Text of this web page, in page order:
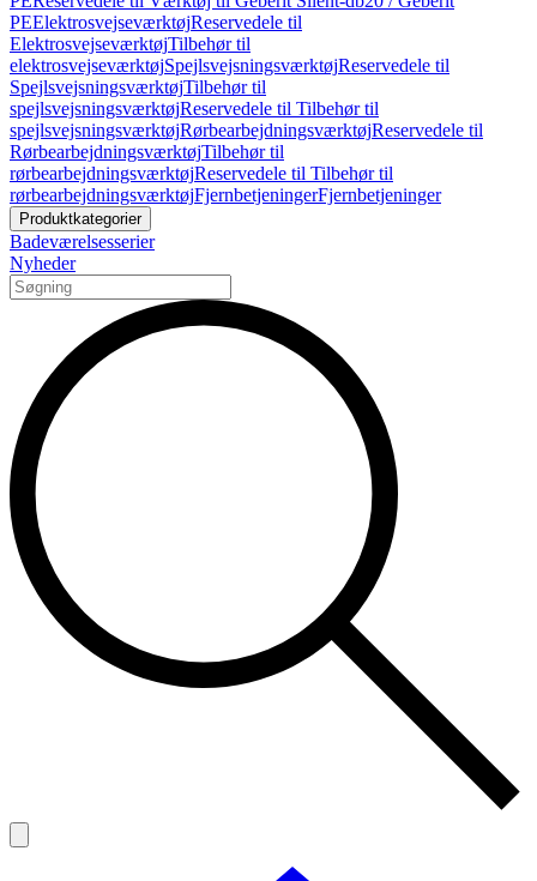
PEElektrosvejseværktøjReservedele til
ElektrosvejseværktøjTilbehør til
elektrosvejseværktøjSpejlsvejsningsværktøjReservedele til
SpejlsvejsningsværktøjTilbehør til
spejlsvejsningsværktøjReservedele til Tilbehør til
spejlsvejsningsværktøjRørbearbejdningsværktøjReservedele til
RørbearbejdningsværktøjTilbehør til
rørbearbejdningsværktøjReservedele til Tilbehør til
rørbearbejdningsværktøjFjernbetjeningerFjernbetjeninger
Produktkategorier
Badeværelsesserier
Nyheder